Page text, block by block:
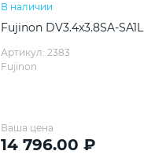
В наличии
Fujinon DV3.4x3.8SA-SA1L
Артикул: 2383
Fujinon
Ваша цена
14 796.00 ₽